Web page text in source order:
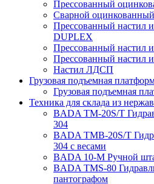
Прессованный
Сварной
Прессованный настил
DUPLEX
Прессованный настил
Прессованный настил
Настил ЛДСП
Грузовая подъемная
Грузовая подъемная
Техника для склада из
BADA TM-20S/T
304
BADA TMB-20S/T
304 с весами
BADA 10-М Ручной
BADA TMS-80
пантографом